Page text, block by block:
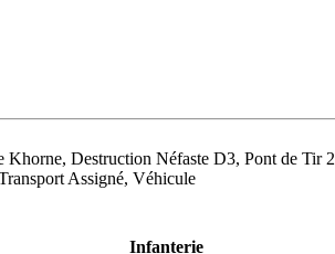
Khorne, Destruction Néfaste D3, Pont de Tir 2
Assigné, Véhicule
Infanterie